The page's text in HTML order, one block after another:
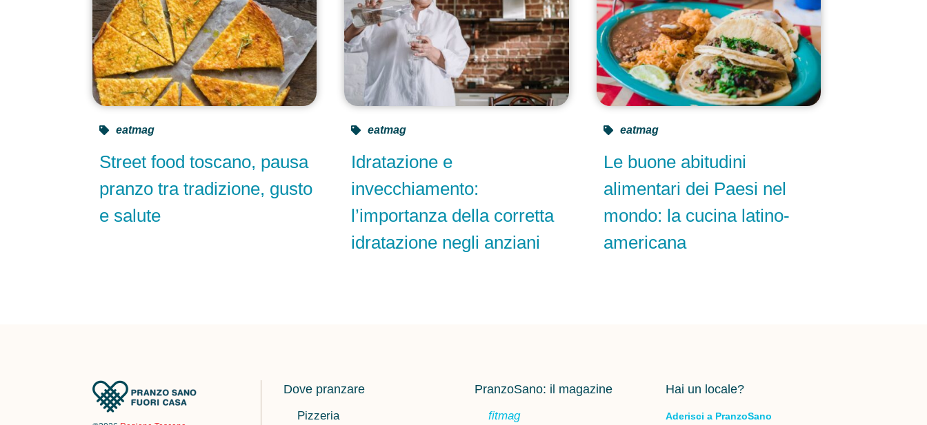
Street food toscano, pausa
pranzo tra tradizione, gusto
e salute
eatmag
Idratazione e
invecchiamento:
l’importanza della corretta
idratazione negli anziani
eatmag
Le buone abitudini
alimentari dei Paesi nel
mondo: la cucina latino-
americana
eatmag
Dove pranzare
Pizzeria
PranzoSano: il magazine
fitmag
Hai un locale?
Aderisci a PranzoSano